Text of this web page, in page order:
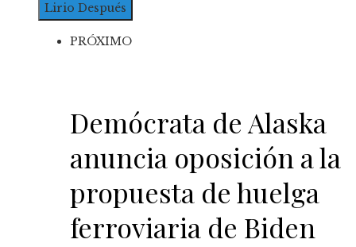
Lirio Después
PRÓXIMO
Demócrata de Alaska
anuncia oposición a la
propuesta de huelga
ferroviaria de Biden